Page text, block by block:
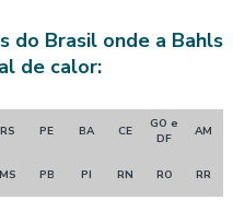
do Brasil onde a Bahls
de calor:
RS PE BA CE
GO e
DF
AM
MS PB PI RN RO RR